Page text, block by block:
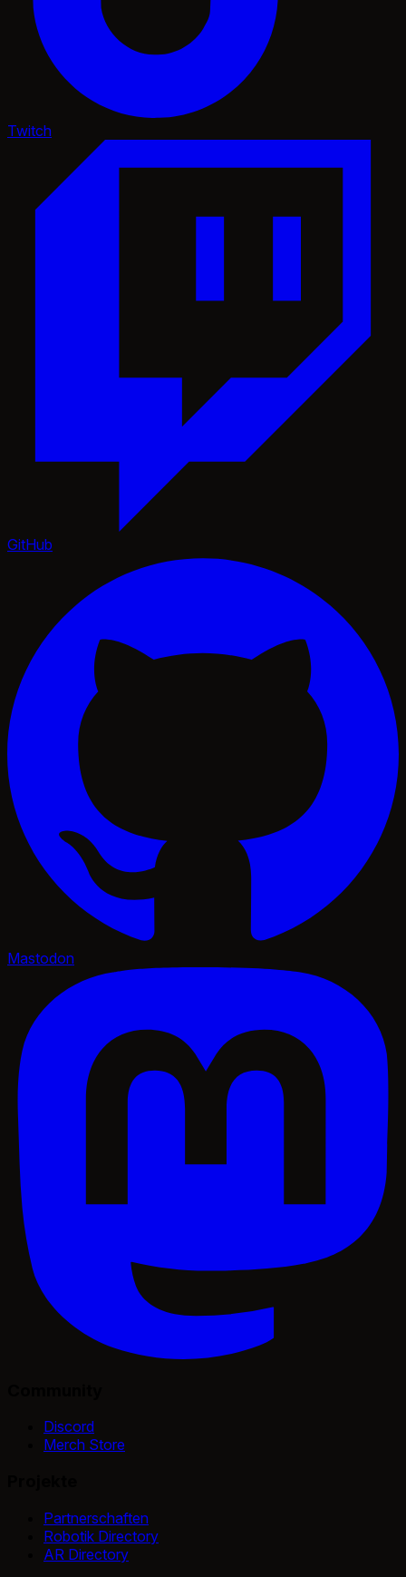
Twitch
GitHub
Mastodon
Discord
Merch Store
Partnerschaften
Robotik Directory
AR Directory